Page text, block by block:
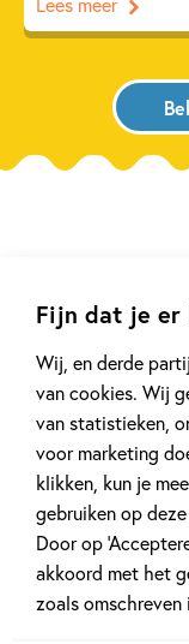
Fijn dat je er
Wij, en derde
van cookies. Wij
van statistieken,
voor marketing
klikken, kun je
gebruiken op
Door op
akkoord met het
zoals omschreven
9,99
Luisterboek